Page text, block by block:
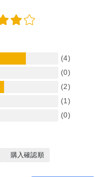
(4)
(0)
(2)
(1)
(0)
購入確認順